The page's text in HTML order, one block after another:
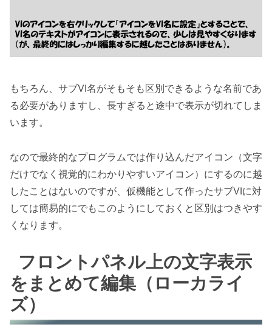
もちろん、サブVI名がそもそも区別できるような名前であ
る必要がありますし、長すぎると途中で表示が切れてしま
います。
なので最終的なプログラムでは作り込んだアイコン（文字
だけでなく視覚的にわかりやすいアイコン）にするのに越
したことはないのですが、仮機能として作ったサブVIに対
しては簡易的にでもこのようにしておくと区別はつきやす
くなります。
フロントパネル上の文字表示
をまとめて編集（ローカライ
ズ）